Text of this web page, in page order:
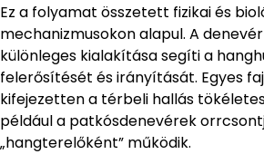
Ez a folyamat összetett fizikai és
mechanizmusokon alapul. A
különleges kialakítása segíti a
felerősítését és irányítását. Egyes
kifejezetten a térbeli hallás
például a patkósdenevérek
„hangterelőként” működik.